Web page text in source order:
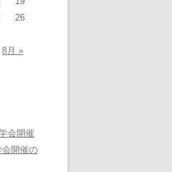
26
8月 »
会開催
開催の